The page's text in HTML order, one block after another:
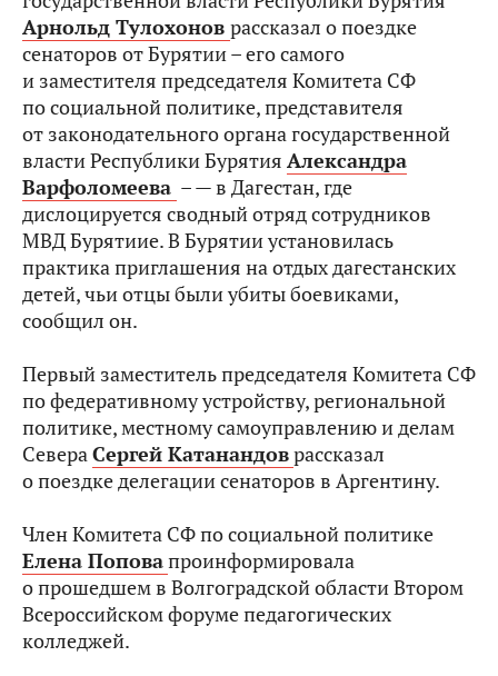
Арнольд Тулохонов рассказал о поездке
сенаторов от Бурятии – его самого
и заместителя председателя Комитета СФ
по социальной политике, представителя
от законодательного органа государственной
власти Республики Бурятия Александра
Варфоломеева – — в Дагестан, где
дислоцируется сводный отряд сотрудников
МВД Бурятиие. В Бурятии установилась
практика приглашения на отдых дагестанских
детей, чьи отцы были убиты боевиками,
сообщил он.
Первый заместитель председателя Комитета СФ
по федеративному устройству, региональной
политике, местному самоуправлению и делам
СевераСергей Катанандоврассказал
о поездке делегации сенаторов в Аргентину.
Член Комитета СФ по социальной политике
Елена Поповапроинформировала
о прошедшем в Волгоградской области Втором
Всероссийском форуме педагогических
колледжей.